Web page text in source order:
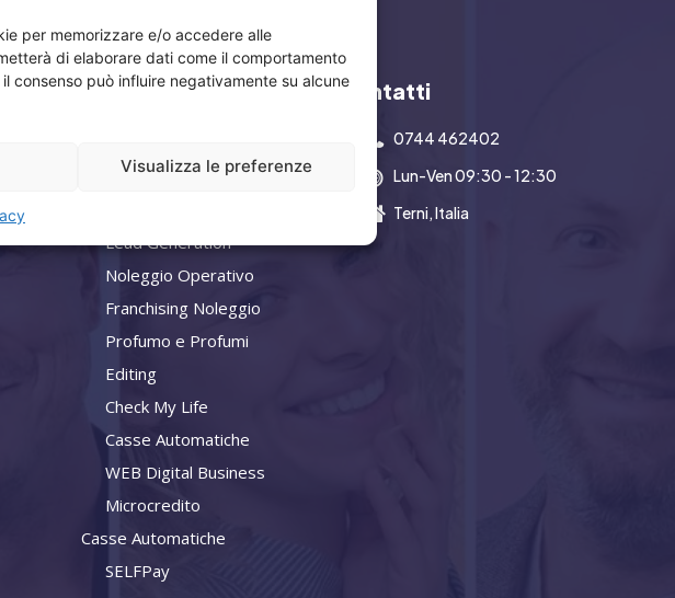
per memorizzare e/o accedere alle
di elaborare dati come il comportamento
consenso può influire negativamente su alcune
Visualizza le preferenze
Company
Attività
Lead Generation
Noleggio Operativo
Franchising Noleggio
Profumo e Profumi
Editing
Check My Life
Casse Automatiche
WEB Digital Business
Microcredito
Casse Automatiche
SELFPay
Contatti
0744 462402
Lun-Ven 09:30 - 12:30
Terni, Italia